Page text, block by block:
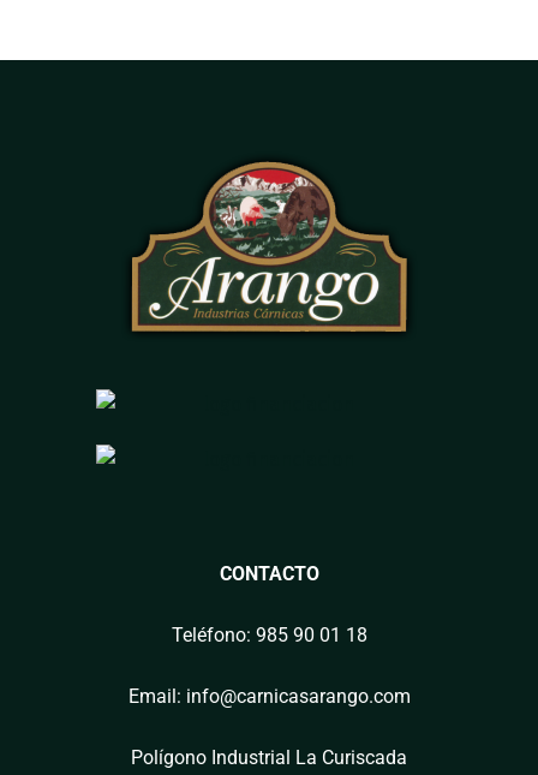
CONTACTO
Teléfono: 985 90 01 18
Email: info@carnicasarango.com
Polígono Industrial La Curiscada